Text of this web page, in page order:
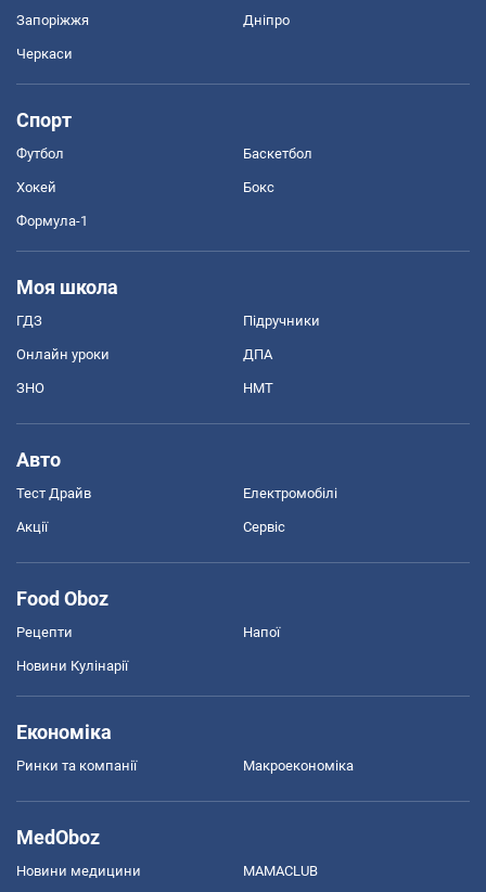
Запоріжжя Дніпро
Черкаси
Спорт
Футбол Баскетбол
Хокей Бокс
Формула-1
Моя школа
ГДЗ Підручники
Онлайн уроки ДПА
ЗНО НМТ
Авто
Тест Драйв Електромобілі
Акції Сервіс
Food Oboz
Рецепти Напої
Новини Кулінарії
Економіка
Ринки та компанії Макроекономіка
MedOboz
Новини медицини MAMACLUB